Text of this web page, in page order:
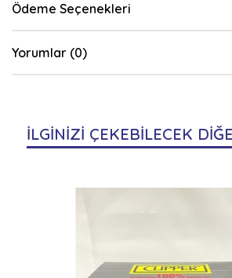
Ödeme Seçenekleri
Yorumlar (0)
İLGİNİZİ ÇEKEBİLECEK